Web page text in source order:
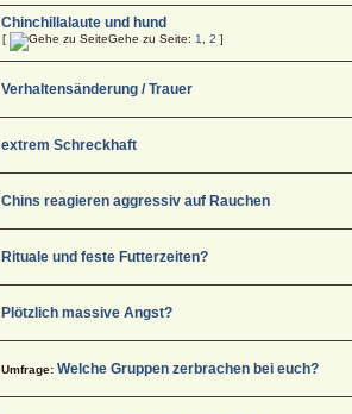
Chinchillalaute und hund
[ Gehe zu Seite: 1 ,2 ]
Verhaltensänderung / Trauer
extrem Schreckhaft
Chins reagieren aggressiv auf Rauchen
Rituale und feste Futterzeiten?
Plötzlich massive Angst?
Umfrage:Welche Gruppen zerbrachen bei euch?